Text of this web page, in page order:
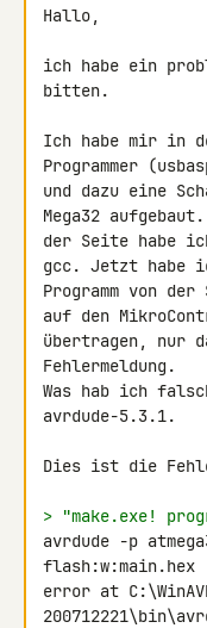
Hallo,
ich habe ein
bitten.
Ich habe mir in
Programmer
und dazu eine
Mega32
der Seite habe
gcc. Jetzt habe
Programm von
auf den
übertragen, nur
Fehlermeldung.
Was hab ich
avrdude-5.3.1.
Dies ist die
> "make.exe!
avrdude -p
flash:w:main.hex
error at